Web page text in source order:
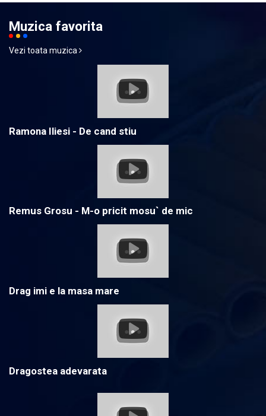
Muzica favorita
Vezi toata muzica
Ramona Iliesi - De cand stiu
Remus Grosu - M-o pricit mosu` de mic
Drag imi e la masa mare
Dragostea adevarata